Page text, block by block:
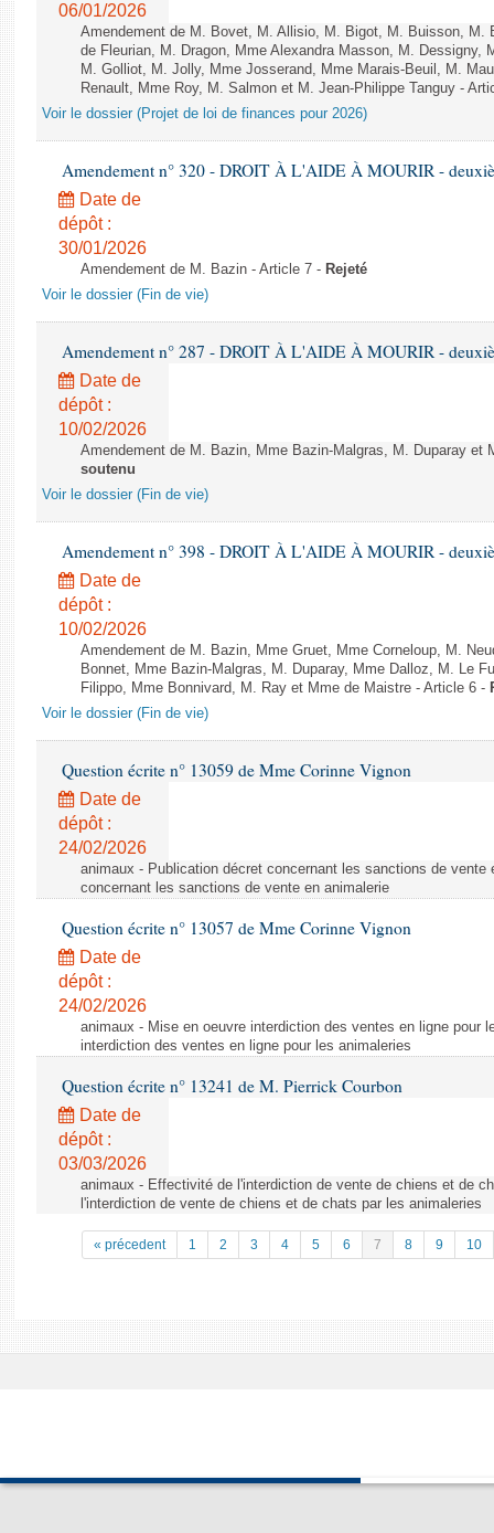
06/01/2026
Amendement de M. Bovet, M. Allisio, M. Bigot, M. Buisson, M.
de Fleurian, M. Dragon, Mme Alexandra Masson, M. Dessigny,
M. Golliot, M. Jolly, Mme Josserand, Mme Marais-Beuil, M.
Renault, Mme Roy, M. Salmon et M. Jean-Philippe Tanguy -
Voir le dossier (Projet de loi de finances pour 2026)
Amendement n° 320 - DROIT À L'AIDE À MOURIR -
Date de
dépôt :
30/01/2026
Amendement de M. Bazin - Article 7 - Rejeté
Voir le dossier (Fin de vie)
Amendement n° 287 - DROIT À L'AIDE À MOURIR -
Date de
dépôt :
10/02/2026
Amendement de M. Bazin, Mme Bazin-Malgras, M. Duparay et
soutenu
Voir le dossier (Fin de vie)
Amendement n° 398 - DROIT À L'AIDE À MOURIR -
Date de
dépôt :
10/02/2026
Amendement de M. Bazin, Mme Gruet, Mme Corneloup, M.
Bonnet, Mme Bazin-Malgras, M. Duparay, Mme Dalloz, M. Le
Filippo, Mme Bonnivard, M. Ray et Mme de Maistre - Article 6 -
Voir le dossier (Fin de vie)
Question écrite n° 13059 de Mme Corinne Vignon
Date de
dépôt :
24/02/2026
animaux - Publication décret concernant les sanctions de vente
concernant les sanctions de vente en animalerie
Question écrite n° 13057 de Mme Corinne Vignon
Date de
dépôt :
24/02/2026
animaux - Mise en oeuvre interdiction des ventes en ligne pour
interdiction des ventes en ligne pour les animaleries
Question écrite n° 13241 de M. Pierrick Courbon
Date de
dépôt :
03/03/2026
animaux - Effectivité de l'interdiction de vente de chiens et de
l'interdiction de vente de chiens et de chats par les animaleries
« précedent 1 2 3 4 5 6 7 8 9 10